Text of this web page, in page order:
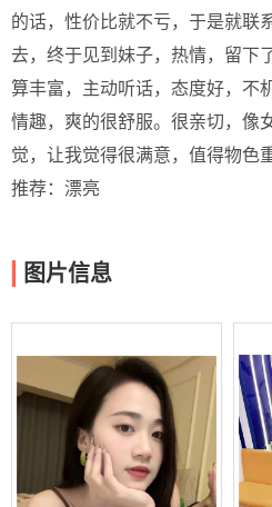
的话，性价比就不亏，于是就联
去，终于见到妹子，热情，留下
算丰富，主动听话，态度好，不
情趣，爽的很舒服。很亲切，像
觉，让我觉得很满意，值得物色
推荐：漂亮
图片信息